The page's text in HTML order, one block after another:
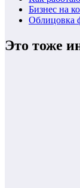
Бизнес на
Облицовка
Это тоже